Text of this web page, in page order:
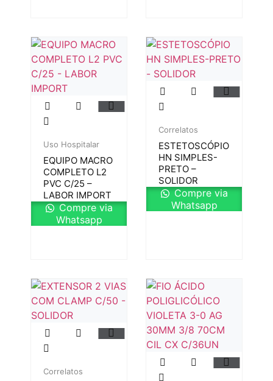
Uso Hospitalar
EQUIPO MACRO
COMPLETO L2
PVC C/25 –
LABOR IMPORT
Compre via
Whatsapp
Correlatos
ESTETOSCÓPIO
HN SIMPLES-
PRETO –
SOLIDOR
Compre via
Whatsapp
Correlatos